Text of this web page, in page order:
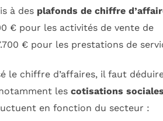
à des plafonds de chiffre
€ pour les activités de vente de
€ pour les prestations de
le chiffre d’affaires, il faut
les cotisations
en fonction du secteur :